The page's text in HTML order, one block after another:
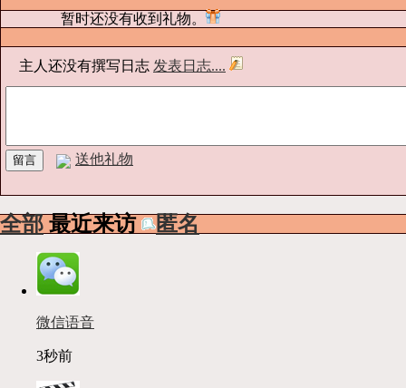
暂时还没有收到礼物。
主人还没有撰写日志 发表日志....
送他礼物
全部 最近来访 匿名
微信语音
3秒前